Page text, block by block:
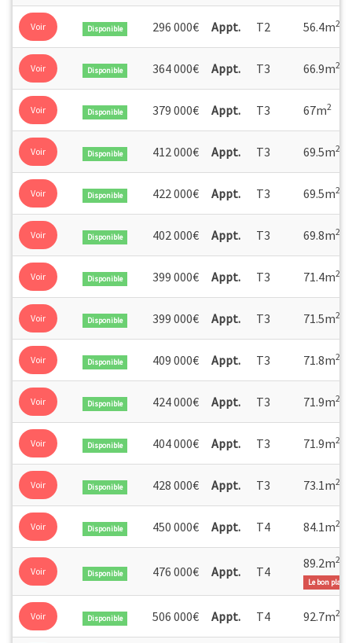
terrasses de plus de 10 m²
Vidéophone ouverture à distance
Locaux vélos sécurisés
Ascenseur dans chaque bâtiment
Voir Disponible 296 000€ Appt. T2 56.4m2
Voir Disponible 364 000€ Appt. T3 66.9m2
Voir Disponible 379 000€ Appt. T3 67m2
Voir Disponible 412 000€ Appt. T3 69.5m2
Voir Disponible 422 000€ Appt. T3 69.5m2
Voir Disponible 402 000€ Appt. T3 69.8m2
Voir Disponible 399 000€ Appt. T3 71.4m2
Voir Disponible 399 000€ Appt. T3 71.5m2
Voir Disponible 409 000€ Appt. T3 71.8m2
Voir Disponible 424 000€ Appt. T3 71.9m2
Voir Disponible 404 000€ Appt. T3 71.9m2
Voir Disponible 428 000€ Appt. T3 73.1m2
Voir Disponible 450 000€ Appt. T4 84.1m2
Voir Disponible 476 000€ Appt. T4
89.2m2
Le bon plan
Voir Disponible 506 000€ Appt. T4 92.7m2